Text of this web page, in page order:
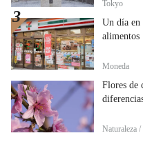
Tokyo
Un día en
alimentos
Moneda
Flores de
Naturaleza /